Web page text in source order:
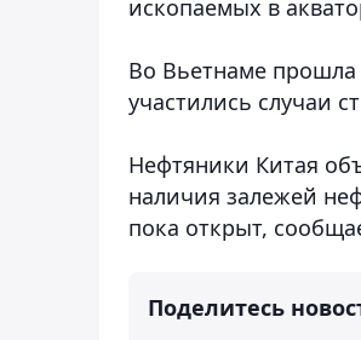
ископаемых в
Во Вьетнаме
участились случаи
Нефтяники Китая
наличия залежей
пока открыт,
Поделитесь